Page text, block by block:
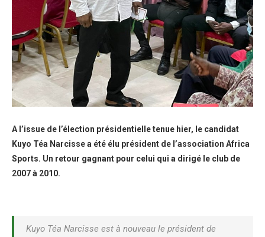
A l’issue de l’élection présidentielle tenue hier, le candidat
Kuyo Téa Narcisse a été élu président de l’association Africa
Sports. Un retour gagnant pour celui qui a dirigé le club de
2007 à 2010.
Kuyo Téa Narcisse est à nouveau le président de